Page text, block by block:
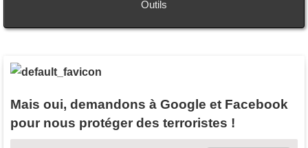
Outils
Mais oui, demandons à Google et Facebook
pour nous protéger des terroristes !